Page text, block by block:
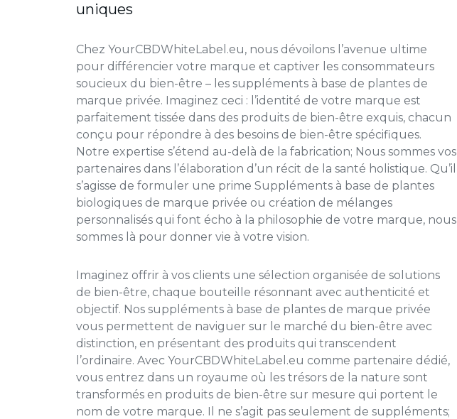
uniques
Chez YourCBDWhiteLabel.eu, nous dévoilons l’avenue ultime
pour différencier votre marque et captiver les consommateurs
soucieux du bien-être – les suppléments à base de plantes de
marque privée. Imaginez ceci : l’identité de votre marque est
parfaitement tissée dans des produits de bien-être exquis, chacun
conçu pour répondre à des besoins de bien-être spécifiques.
Notre expertise s’étend au-delà de la fabrication; Nous sommes vos
partenaires dans l’élaboration d’un récit de la santé holistique. Qu’il
s’agisse de formuler une prime Suppléments à base de plantes
biologiques de marque privée ou création de mélanges
personnalisés qui font écho à la philosophie de votre marque, nous
sommes là pour donner vie à votre vision.
Imaginez offrir à vos clients une sélection organisée de solutions
de bien-être, chaque bouteille résonnant avec authenticité et
objectif. Nos suppléments à base de plantes de marque privée
vous permettent de naviguer sur le marché du bien-être avec
distinction, en présentant des produits qui transcendent
l’ordinaire. Avec YourCBDWhiteLabel.eu comme partenaire dédié,
vous entrez dans un royaume où les trésors de la nature sont
transformés en produits de bien-être sur mesure qui portent le
nom de votre marque. Il ne s’agit pas seulement de suppléments;